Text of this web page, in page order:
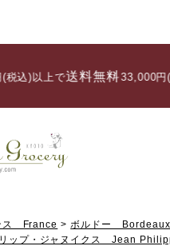
)以上で送料無料/ 33,000円(税込
ス France ボルドー Bordeaux
リップ・ジャヌイクス Jean